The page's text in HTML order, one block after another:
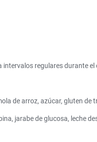
regulares durante el
de arroz, azúcar, gluten de
jarabe de glucosa, leche